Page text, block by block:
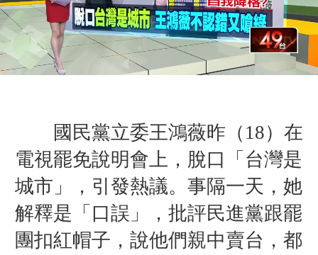
國民黨立委王鴻薇昨（18）在
電視罷免說明會上，脫口「台灣是
城市」，引發熱議。事隔一天，她
解釋是「口誤」，批評民進黨跟罷
團扣紅帽子，說他們親中賣台，都